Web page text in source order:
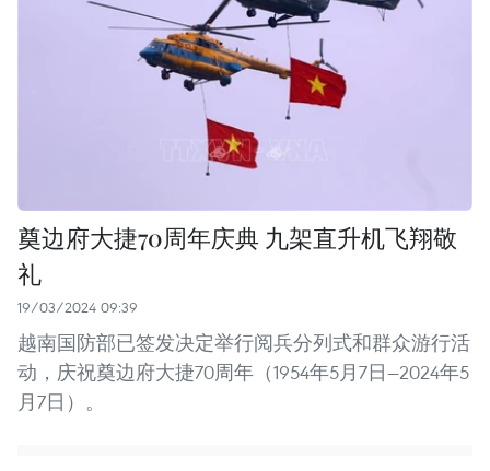
奠边府大捷70周年庆典 九架直升机飞翔敬
礼
19/03/2024 09:39
越南国防部已签发决定举行阅兵分列式和群众游行活
动，庆祝奠边府大捷70周年（1954年5月7日—2024年5
月7日）。